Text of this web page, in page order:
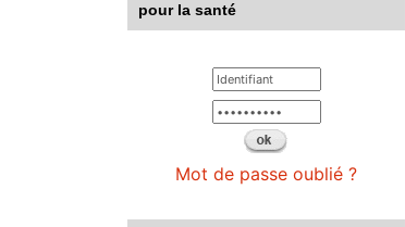
pour la santé
Mot de passe oublié ?